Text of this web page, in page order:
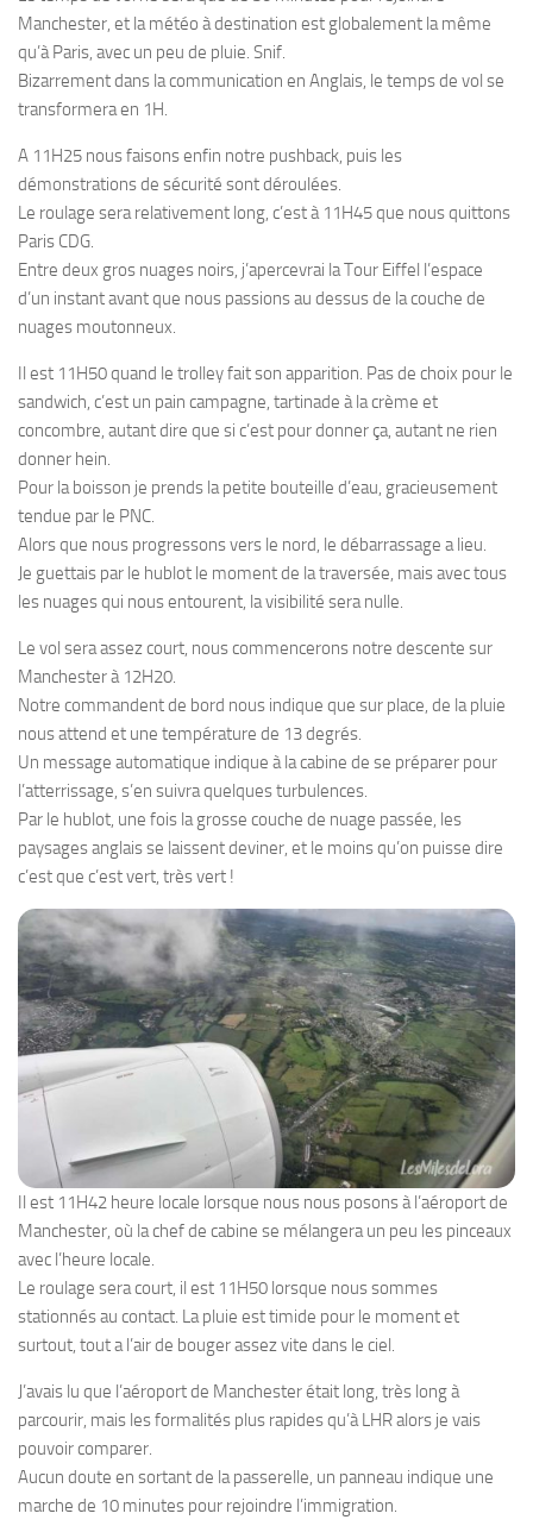
Manchester, et la météo à destination est globalement la même
qu’à Paris, avec un peu de pluie. Snif.
Bizarrement dans la communication en Anglais, le temps de vol se
transformera en 1H.
A 11H25 nous faisons enfin notre pushback, puis les
démonstrations de sécurité sont déroulées.
Le roulage sera relativement long, c’est à 11H45 que nous quittons
Paris CDG.
Entre deux gros nuages noirs, j’apercevrai la Tour Eiffel l’espace
d’un instant avant que nous passions au dessus de la couche de
nuages moutonneux.
Il est 11H50 quand le trolley fait son apparition. Pas de choix pour le
sandwich, c’est un pain campagne, tartinade à la crème et
concombre, autant dire que si c’est pour donner ça, autant ne rien
donner hein.
Pour la boisson je prends la petite bouteille d’eau, gracieusement
tendue par le PNC.
Alors que nous progressons vers le nord, le débarrassage a lieu.
Je guettais par le hublot le moment de la traversée, mais avec tous
les nuages qui nous entourent, la visibilité sera nulle.
Le vol sera assez court, nous commencerons notre descente sur
Manchester à 12H20.
Notre commandent de bord nous indique que sur place, de la pluie
nous attend et une température de 13 degrés.
Un message automatique indique à la cabine de se préparer pour
l’atterrissage, s’en suivra quelques turbulences.
Par le hublot, une fois la grosse couche de nuage passée, les
paysages anglais se laissent deviner, et le moins qu’on puisse dire
c’est que c’est vert, très vert !
Il est 11H42 heure locale lorsque nous nous posons à l’aéroport de
Manchester, où la chef de cabine se mélangera un peu les pinceaux
avec l’heure locale.
Le roulage sera court, il est 11H50 lorsque nous sommes
stationnés au contact. La pluie est timide pour le moment et
surtout, tout a l’air de bouger assez vite dans le ciel.
J’avais lu que l’aéroport de Manchester était long, très long à
parcourir, mais les formalités plus rapides qu’à LHR alors je vais
pouvoir comparer.
Aucun doute en sortant de la passerelle, un panneau indique une
marche de 10 minutes pour rejoindre l’immigration.